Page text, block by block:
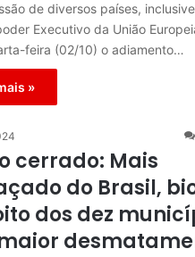
de diversos países,
Executivo da União
feira (02/10) o adiamento…
»
cerrado: Mais
do Brasil,
dos dez